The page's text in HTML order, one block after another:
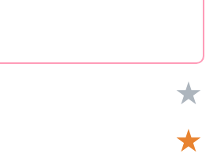
★
★